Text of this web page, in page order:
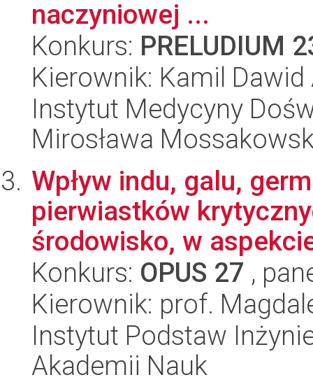
naczyniowej ...
Konkurs: PRELUDIUM
Kierownik: Kamil
Instytut Medycyny
Mirosława
Wpływ indu, galu,
pierwiastków
środowisko, w
Konkurs: OPUS 27 ,
Kierownik: prof.
Instytut Podstaw
Akademii Nauk